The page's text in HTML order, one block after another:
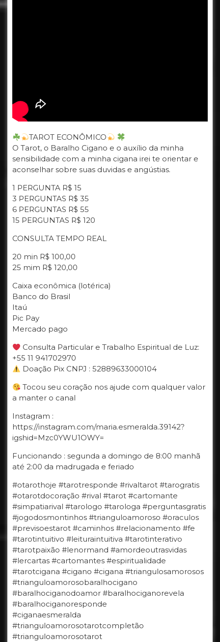
TAROT ECONÔMICO
O Tarot, o Baralho Cigano e o auxílio da minha
sensibilidade com a minha cigana irei te orientar e
aconselhar sobre suas duvidas e angústias.
1 PERGUNTA R$ 15
3 PERGUNTAS R$ 35
6 PERGUNTAS R$ 55
15 PERGUNTAS R$ 120
CONSULTA TEMPO REAL
20 min R$ 100,00
25 mim R$ 120,00
Caixa econômica (lotérica)
Banco do Brasil
Itaú
Pic Pay
Mercado pago
Consulta Particular e Trabalho Espiritual de Luz:
+55 11 941702970
Doação Pix CNPJ : 52889633000104
Tocou seu coração nos ajude com qualquer valor
a manter o canal
Instagram :
https://instagram.com/maria.esmeralda.39142?
igshid=Mzc0YWU1OWY=
Funcionando : segunda a domingo de 8:00 manhã
até 2:00 da madrugada e feriado
#otarothoje #tarotresponde #rivaltarot #tarogratis
#otarotdocoração #rival #tarot #cartomante
#simpatiarival #tarologo #tarologa #perguntasgratis
#jogodosmontinhos #trianguloamoroso #oraculos
#previsoestarot #caminhos #relacionamento #fe
#tarotintuitivo #leituraintuitiva #tarotinterativo
#tarotpaixão #lenormand #amordeoutrasvidas
#lercartas #cartomantes #espiritualidade
#tarotcigana #cigano #cigana #triangulosamorosos
#trianguloamorosobaralhocigano
#baralhociganodoamor #baralhociganorevela
#baralhociganoresponde
#ciganaesmeralda
#trianguloamorosotarotcompletão
#trianguloamorosotarot